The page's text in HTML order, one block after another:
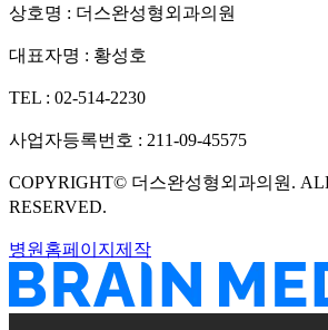
상호명 : 더스완성형외과의원
대표자명 : 황성호
TEL : 02-514-2230
사업자등록번호 : 211-09-45575
COPYRIGHT© 더스완성형외과의원 .
RESERVED.
병원홈페이지제작